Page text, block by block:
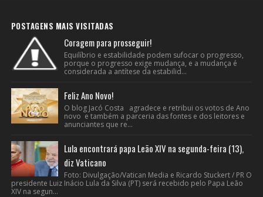
POSTAGENS MAIS VISITADAS
Coragem para prosseguir!
Equilíbrio e estabilidade podem sufocar o progresso,
porque o progresso exige mudança, e a mudança é
considerada a antítese da estabilid...
Feliz Ano Novo!
O blog Jacó Costa agradece e retribui os votos de Ano
novo e também a parceria das fontes e dos leitores e
anunciantes que re...
Lula encontrará papa Leão XIV na segunda-feira (13),
diz Vaticano
Foto: Divulgação/Vatican Media e Ricardo Stuckert / PR O
presidente Luiz Inácio Lula da Silva (PT) será recebido pelo Papa Leão
XIV na segun...